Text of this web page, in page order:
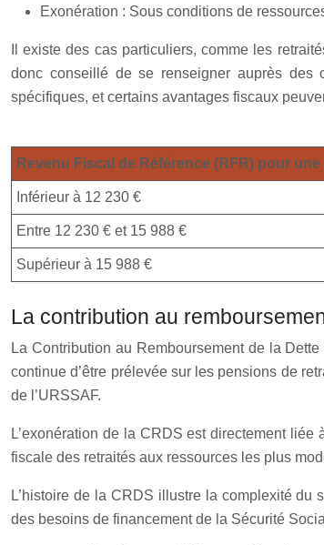
Exonération : Sous conditions de
Il existe des cas particuliers, comme les
donc conseillé de se renseigner auprès des
spécifiques, et certains avantages fiscaux
Revenu Fiscal de Référence (RFR) pour une
Inférieur à 12 230 €
Entre 12 230 € et 15 988 €
Supérieur à 15 988 €
La contribution au
La Contribution au Remboursement de la
continue d’être prélevée sur les pensions de
de l’URSSAF.
L’exonération de la CRDS est directement
fiscale des retraités aux ressources les plus
L’histoire de la CRDS illustre la complexité
des besoins de financement de la Sécurité